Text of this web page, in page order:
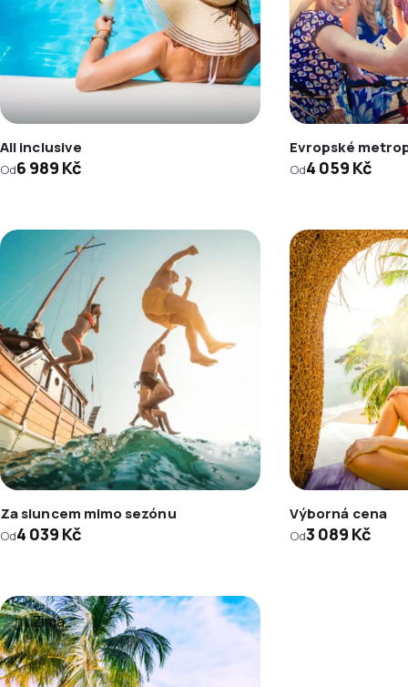
All inclusive
Od6 989 Kč
Evropské
Od4 059 Kč
Za sluncem mimo sezónu
Od4 039 Kč
Výborná cena
Od3 089 Kč
Zima